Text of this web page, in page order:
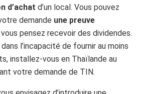
d’achat d’un local. Vous pouvez
demande une preuve
pensez recevoir des dividendes.
l’incapacité de fournir au moins
installez-vous en Thaïlande au
votre demande de TIN.